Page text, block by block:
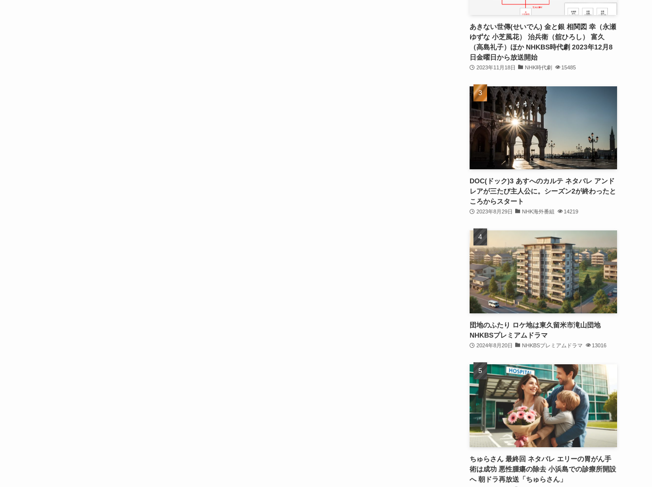
あきない世傳(せいでん) 金と銀 相関図 幸（永瀬
ゆずな 小芝風花） 治兵衛（舘ひろし） 富久
（高島礼子）ほか NHKBS時代劇 2023年12月8
日金曜日から放送開始
2023年11月18日 NHK時代劇 15485
DOC(ドック)3 あすへのカルテ ネタバレ アンド
レアが三たび主人公に。シーズン2が終わったと
ころからスタート
2023年8月29日 NHK海外番組 14219
団地のふたり ロケ地は東久留米市滝山団地
NHKBSプレミアムドラマ
2024年8月20日 NHKBSプレミアムドラマ 13016
ちゅらさん 最終回 ネタバレ エリーの胃がん手
術は成功 悪性腫瘍の除去 小浜島での診療所開設
へ 朝ドラ再放送「ちゅらさん」